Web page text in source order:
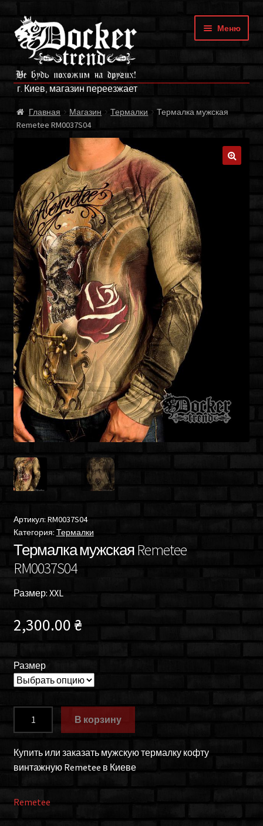
Перейти
к
навигации
Перейти
к
содержимому
г. Киев, магазин переезжает
Меню
ГЛАВНАЯ
МАГАЗИН
БРЕНДЫ
ОПЛАТА И ДОСТАВКА
О НАС
ФРАНЧАЙЗИНГ
МОЙ АККАУНТ
Главная Магазин Термалки
Термалка мужская
Remetee RM0037S04
Артикул: RM0037S04
Категория: Термалки
Термалка мужская Remetee
RM0037S04
Размер: XXL
2,300.00 ₴
Размер
мужская
Remetee
RM0037S04
В корзину
Купить или заказать мужскую термалку кофту
винтажную Remetee в Киеве
Remetee